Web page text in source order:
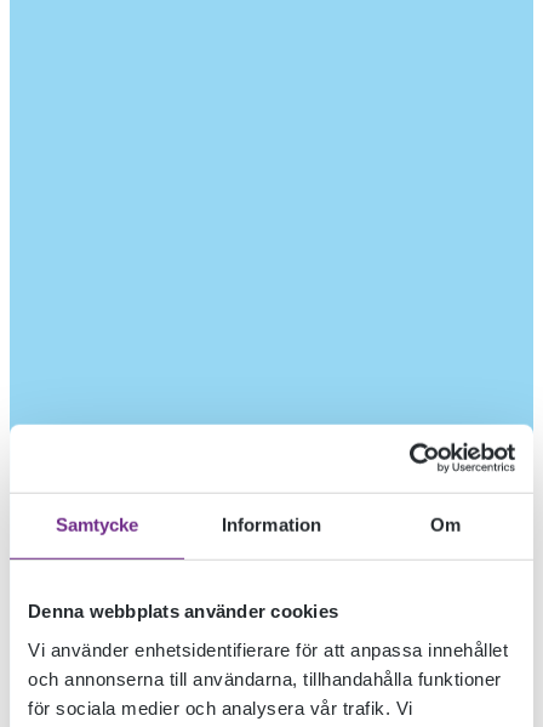
Samtycke Information Om
Denna webbplats använder cookies
Vi använder enhetsidentifierare för att anpassa innehållet
och annonserna till användarna, tillhandahålla funktioner
för sociala medier och analysera vår trafik. Vi